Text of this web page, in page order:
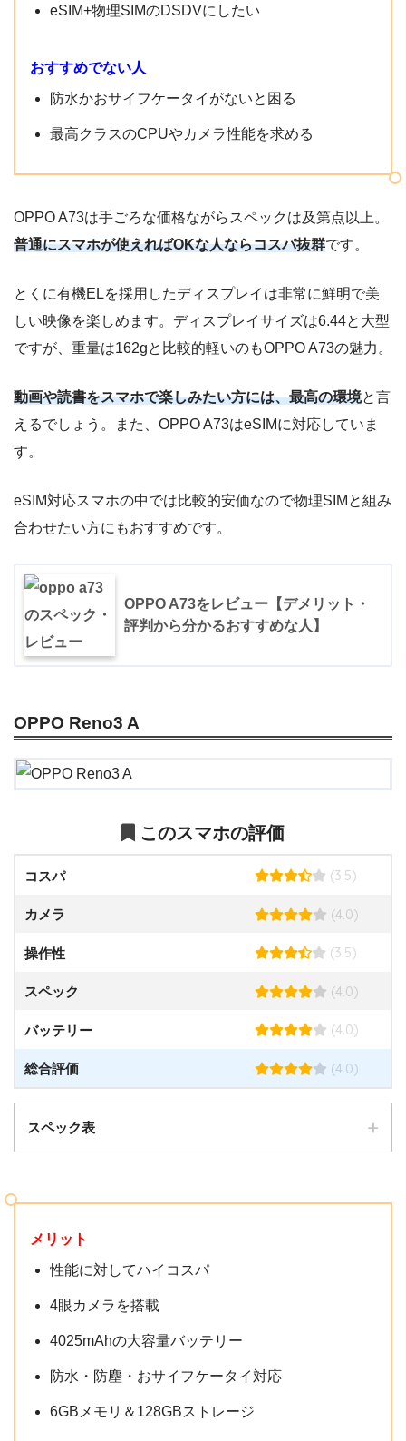
契約者情報は初回契約で入力済みなので確認のみ。支払い方
法（クレジットカード/口座振替）を選択したら、最終確認し
て申し込みましょう。
防水 ×
おサイフケータイ ×
〇
(nanoSIM eSIM)
eSIM+物理SIMのDSDVにしたい
おすすめでない人
防水かおサイフケータイがないと困る
最高クラスのCPUやカメラ性能を求める
OPPO A73は手ごろな価格ながらスペックは及第点以上。
普通にスマホが使えればOKな人ならコスパ抜群です。
とくに有機ELを採用したディスプレイは非常に鮮明で美
しい映像を楽しめます。ディスプレイサイズは6.44と大型
ですが、重量は162gと比較的軽いのもOPPO A73の魅力。
動画や読書をスマホで楽しみたい方には、最高の環境と言
えるでしょう。また、OPPO A73はeSIMに対応していま
す。
eSIM対応スマホの中では比較的安価なので物理SIMと組み
合わせたい方にもおすすめです。
OPPO A73をレビュー【デメリット・
評判から分かるおすすめな人】
OPPO Reno3 A
このスマホの評価
コスパ (3.5)
カメラ (4.0)
操作性 (3.5)
スペック (4.0)
バッテリー (4.0)
総合評価 (4.0)
スペック表
メーカー
CPU
Snapdragon 665
メリット
性能に対してハイコスパ
4眼カメラを搭載
4025mAhの大容量バッテリー
防水・防塵・おサイフケータイ対応
6GBメモリ＆128GBストレージ